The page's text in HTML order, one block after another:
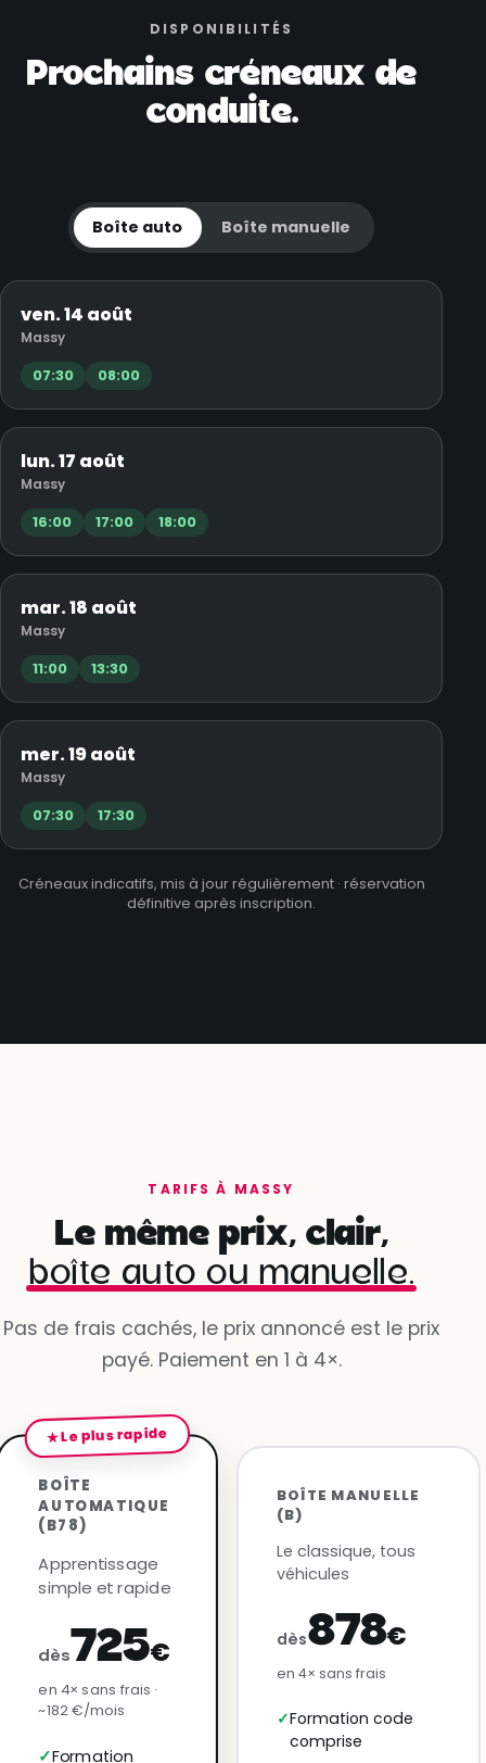
DISPONIBILITÉS
Prochains créneaux de
conduite.
Boîte auto Boîte manuelle
ven. 14 août
Massy
07:30 08:00
lun. 17 août
Massy
16:00 17:00 18:00
mar. 18 août
Massy
11:00 13:30
mer. 19 août
Massy
07:30 17:30
Créneaux indicatifs, mis à jour régulièrement · réservation
définitive après inscription.
TARIFS À MASSY
Le même prix, clair,
boîte auto ou manuelle.
Pas de frais cachés, le prix annoncé est le prix
payé. Paiement en 1 à 4×.
★ Le plus rapide
BOÎTE
AUTOMATIQUE
(B78)
Apprentissage
simple et rapide
dès725€
en 4× sans frais ·
~182 €/mois
Formation
BOÎTE MANUELLE
(B)
Le classique, tous
véhicules
dès878€
en 4× sans frais
Formation code
comprise